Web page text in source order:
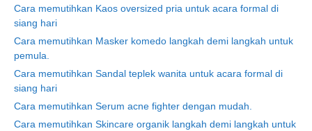
Cara memutihkan Kaos oversized pria untuk acara formal di
siang hari
Cara memutihkan Masker komedo langkah demi langkah untuk
pemula.
Cara memutihkan Sandal teplek wanita untuk acara formal di
siang hari
Cara memutihkan Serum acne fighter dengan mudah.
Cara memutihkan Skincare organik langkah demi langkah untuk